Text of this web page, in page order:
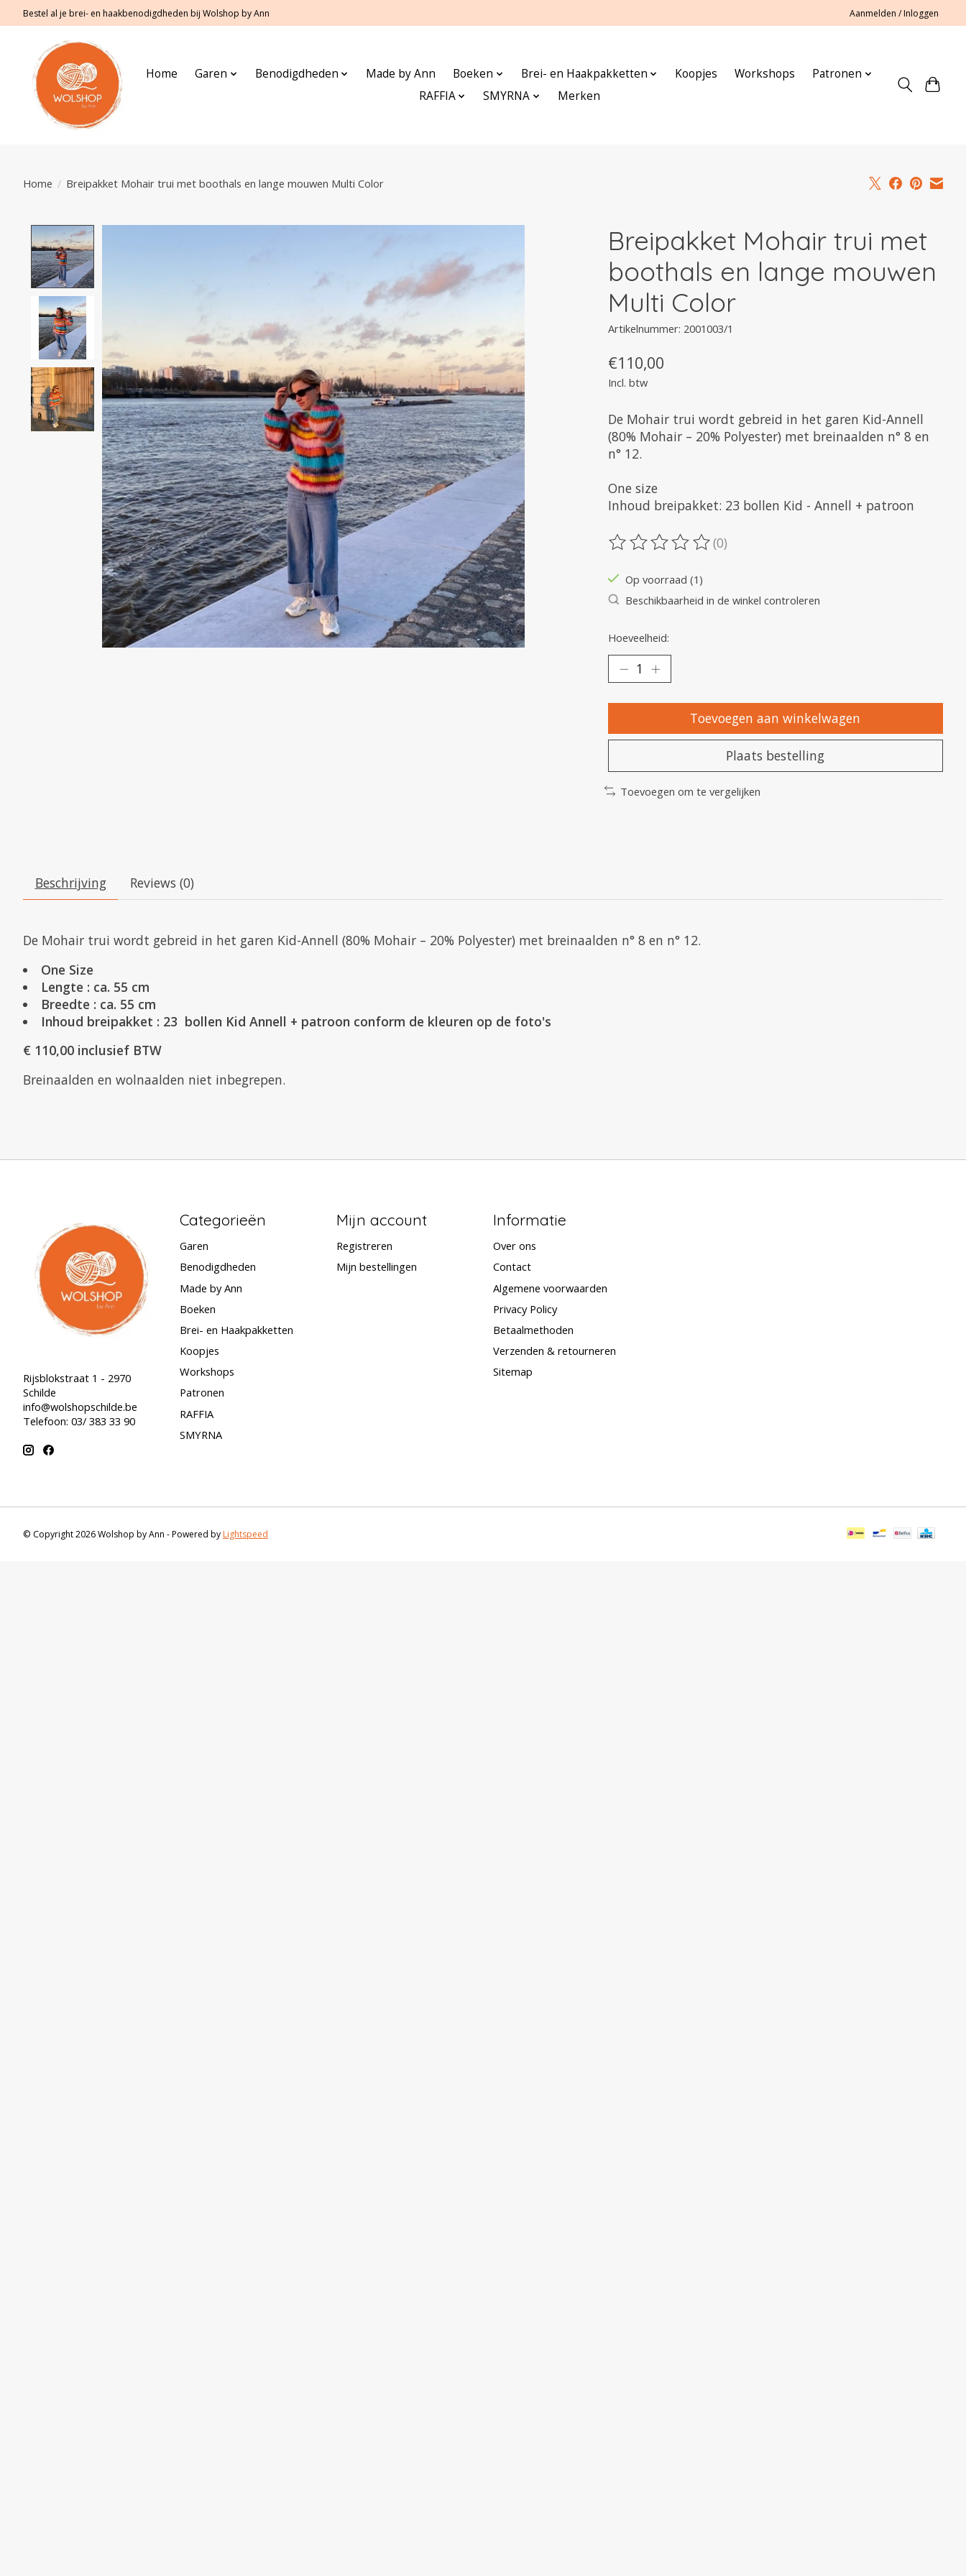
Bestel al je brei- en haakbenodigdheden bij Wolshop by Ann Aanmelden / Inloggen
Home Garen Benodigdheden Made by Ann Boeken Brei- en Haakpakketten Koopjes Workshops
Patronen
RAFFIA
SMYRNA Merken
Home / Breipakket Mohair trui met boothals en lange mouwen Multi Color
Breipakket Mohair trui met
boothals en lange mouwen
Multi Color
Artikelnummer: 2001003/1
€110,00
Incl. btw
De Mohair trui wordt gebreid in het garen Kid-Annell
(80% Mohair – 20% Polyester) met breinaalden n° 8 en
n° 12.
One size
Inhoud breipakket: 23 bollen Kid - Annell + patroon
De beoordeling van dit product is
(0)
Op voorraad (1)
Beschikbaarheid in de winkel controleren
Hoeveelheid:
Toevoegen aan winkelwagen
Plaats bestelling
Toevoegen om te vergelijken
Beschrijving Reviews (0)
De Mohair trui wordt gebreid in het garen Kid-Annell (80% Mohair – 20% Polyester) met breinaalden n° 8 en n° 12.
One Size
Lengte : ca. 55 cm
Breedte : ca. 55 cm
Inhoud breipakket : 23 bollen Kid Annell + patroon conform de kleuren op de foto's
€ 110,00 inclusief BTW
Breinaalden en wolnaalden niet inbegrepen.
Rijsblokstraat 1 - 2970
Schilde
info@wolshopschilde.be
Telefoon: 03/ 383 33 90
Categorieën
Garen
Benodigdheden
Made by Ann
Boeken
Brei- en Haakpakketten
Koopjes
Workshops
Patronen
RAFFIA
SMYRNA
Mijn account
Registreren
Mijn bestellingen
Informatie
Over ons
Contact
Algemene voorwaarden
Privacy Policy
Betaalmethoden
Verzenden & retourneren
Sitemap
© Copyright 2026 Wolshop by Ann - Powered byLightspeed